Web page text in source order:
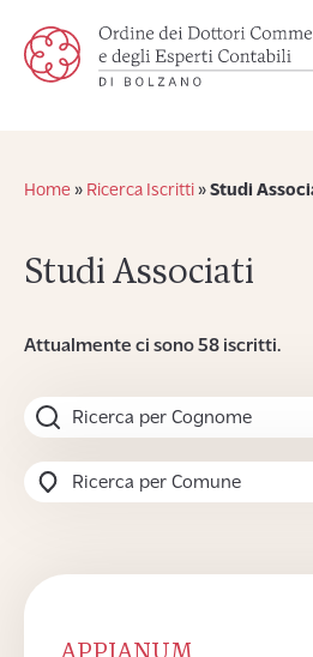
Home » Ricerca Iscritti » Studi
Studi Associati
Attualmente ci sono 58 iscritti.